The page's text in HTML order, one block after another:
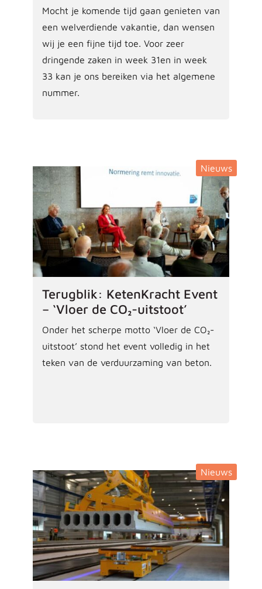
Mocht je komende tijd gaan genieten van
een welverdiende vakantie, dan wensen
wij je een fijne tijd toe. Voor zeer
dringende zaken in week 31en in week
33 kan je ons bereiken via het algemene
nummer.
Nieuws
Terugblik: KetenKracht Event
– ‘Vloer de CO₂-uitstoot’
Onder het scherpe motto ‘Vloer de CO₂-
uitstoot’ stond het event volledig in het
teken van de verduurzaming van beton.
Nieuws